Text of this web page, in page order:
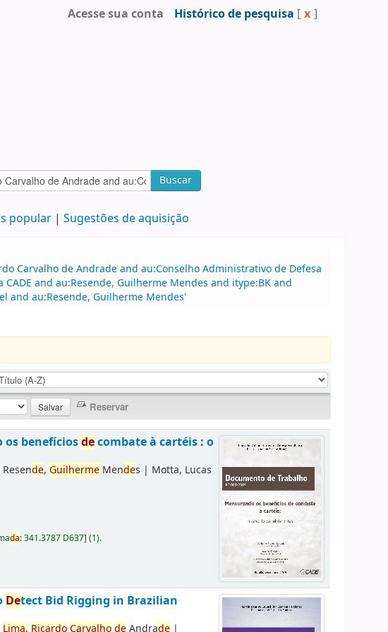
Acesse sua conta Histórico de pesquisa [ x ]
Buscar
popular Sugestões de aquisição
Carvalho de Andrade and au:Conselho Administrativo de Defesa
and au:Resende, Guilherme Mendes and itype:BK and
and au:Resende, Guilherme Mendes'
os benefíciosdecombate à cartéis : o
Resende,Guilherme Mendes | Motta, Lucas
da:341.3787 D637](1).
Detect Bid Rigging in Brazilian